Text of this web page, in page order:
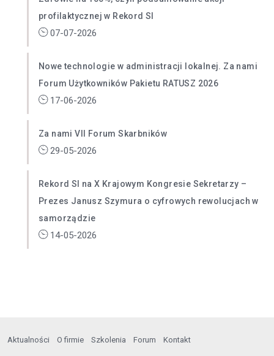
profilaktycznej w Rekord SI
07-07-2026
Nowe technologie w administracji lokalnej. Za nami
Forum Użytkowników Pakietu RATUSZ 2026
17-06-2026
Za nami VII Forum Skarbników
29-05-2026
Rekord SI na X Krajowym Kongresie Sekretarzy –
Prezes Janusz Szymura o cyfrowych rewolucjach w
samorządzie
14-05-2026
Aktualności O firmie Szkolenia Forum Kontakt